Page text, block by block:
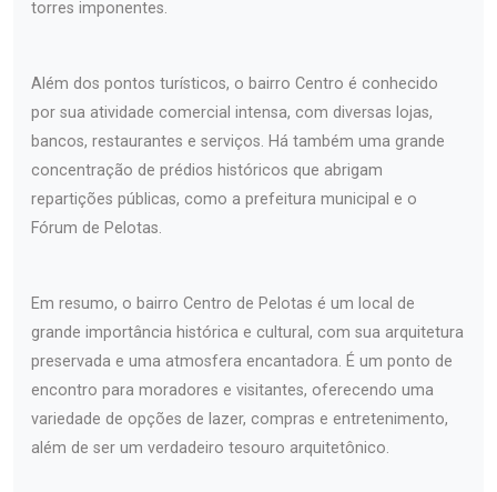
torres imponentes.
Além dos pontos turísticos, o bairro Centro é conhecido
por sua atividade comercial intensa, com diversas lojas,
bancos, restaurantes e serviços. Há também uma grande
concentração de prédios históricos que abrigam
repartições públicas, como a prefeitura municipal e o
Fórum de Pelotas.
Em resumo, o bairro Centro de Pelotas é um local de
grande importância histórica e cultural, com sua arquitetura
preservada e uma atmosfera encantadora. É um ponto de
encontro para moradores e visitantes, oferecendo uma
variedade de opções de lazer, compras e entretenimento,
além de ser um verdadeiro tesouro arquitetônico.